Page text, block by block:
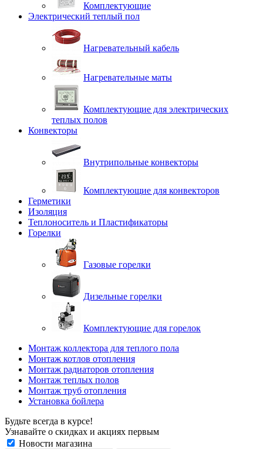
Комплектующие
Электрический теплый пол
Нагревательный кабель
Нагревательные маты
Комплектующие для электрических
теплых полов
Конвекторы
Внутрипольные конвекторы
Комплектующие для конвекторов
Герметики
Изоляция
Теплоноситель и Пластификаторы
Горелки
Газовые горелки
Дизельные горелки
Комплектующие для горелок
Монтаж коллектора для теплого пола
Монтаж котлов отопления
Монтаж радиаторов отопления
Монтаж теплых полов
Монтаж труб отопления
Установка бойлера
Будьте всегда в курсе!
Узнавайте о скидках и акциях первым
Новости магазина